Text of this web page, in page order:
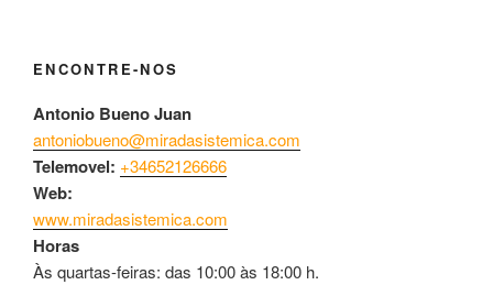
ENCONTRE-NOS
Antonio Bueno Juan
antoniobueno@miradasistemica.com
Telemovel: +34652126666
Web:
www.miradasistemica.com
Horas
Às quartas-feiras: das 10:00 às 18:00 h.